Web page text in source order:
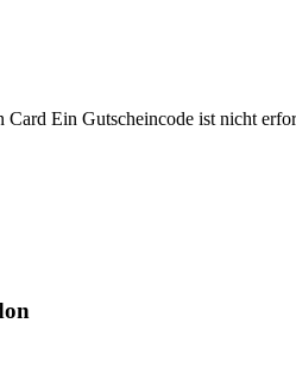
Ein Gutscheincode ist nicht